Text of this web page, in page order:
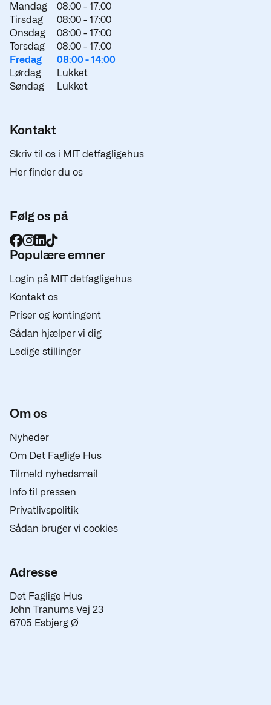
Mandag 08:00 - 17:00
Tirsdag
08:00 - 17:00
Onsdag
08:00 - 17:00
Torsdag
08:00 - 17:00
Fredag
08:00 -14:00
Lørdag
Lukket
Søndag
Lukket
Kontakt
Skriv til os i MIT detfagligehus
Her finder du os
Følg os på
Populære emner
Login på MIT detfagligehus
Kontakt os
Priser og kontingent
Sådan hjælper vi dig
Ledige stillinger
Om os
Nyheder
Om Det Faglige Hus
Tilmeld nyhedsmail
Info til pressen
Privatlivspolitik
Sådan bruger vi cookies
Adresse
Det Faglige Hus
John Tranums Vej 23
6705 Esbjerg Ø